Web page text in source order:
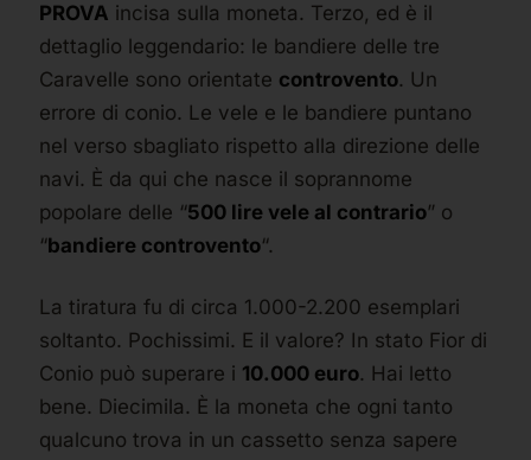
PROVA incisa sulla moneta. Terzo, ed è il
dettaglio leggendario: le bandiere delle tre
Caravelle sono orientate controvento. Un
errore di conio. Le vele e le bandiere puntano
nel verso sbagliato rispetto alla direzione delle
navi. È da qui che nasce il soprannome
popolare delle “500 lire vele al contrario” o
“bandiere controvento“.
La tiratura fu di circa 1.000-2.200 esemplari
soltanto. Pochissimi. E il valore? In stato Fior di
Conio può superare i 10.000 euro. Hai letto
bene. Diecimila. È la moneta che ogni tanto
qualcuno trova in un cassetto senza sapere